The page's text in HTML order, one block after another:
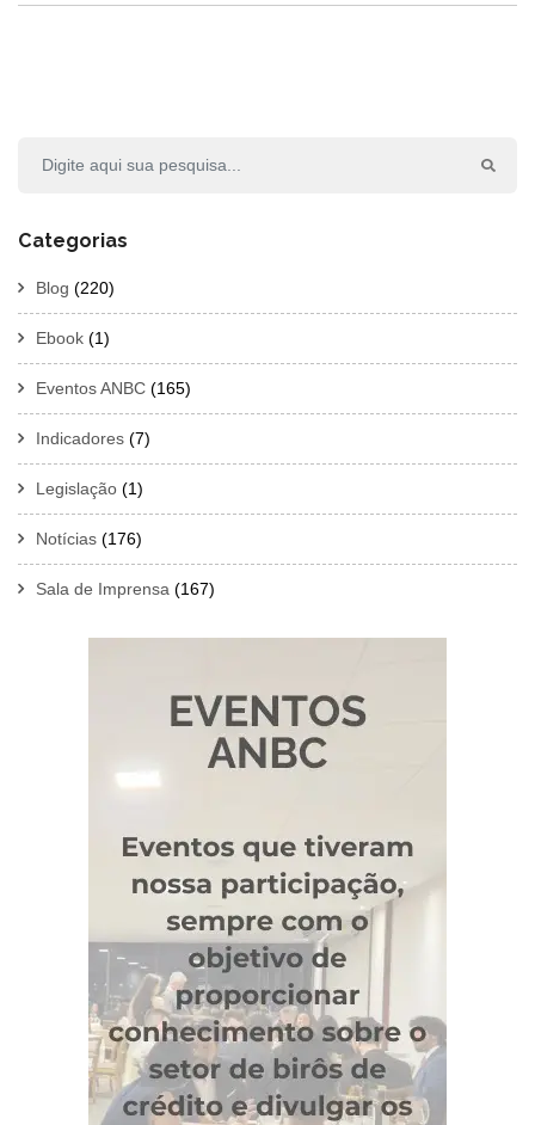
Categorias
Blog (220)
Ebook (1)
Eventos ANBC (165)
Indicadores (7)
Legislação (1)
Notícias (176)
Sala de Imprensa (167)